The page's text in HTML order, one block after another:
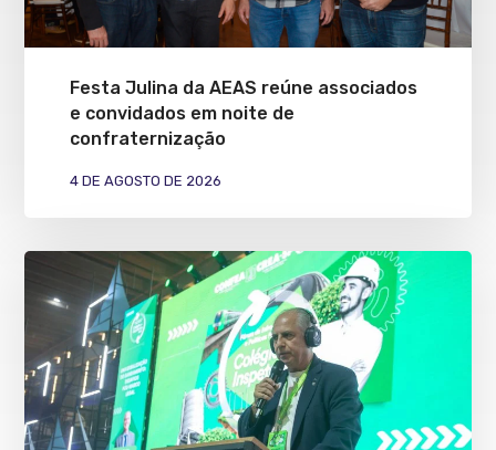
Festa Julina da AEAS reúne associados
e convidados em noite de
confraternização
4 DE AGOSTO DE 2026